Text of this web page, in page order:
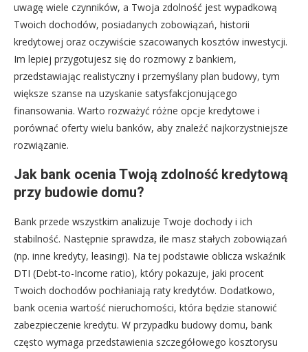
uwagę wiele czynników, a Twoja zdolność jest wypadkową
Twoich dochodów, posiadanych zobowiązań, historii
kredytowej oraz oczywiście szacowanych kosztów inwestycji.
Im lepiej przygotujesz się do rozmowy z bankiem,
przedstawiając realistyczny i przemyślany plan budowy, tym
większe szanse na uzyskanie satysfakcjonującego
finansowania. Warto rozważyć różne opcje kredytowe i
porównać oferty wielu banków, aby znaleźć najkorzystniejsze
rozwiązanie.
Jak bank ocenia Twoją zdolność kredytową
przy budowie domu?
Bank przede wszystkim analizuje Twoje dochody i ich
stabilność. Następnie sprawdza, ile masz stałych zobowiązań
(np. inne kredyty, leasingi). Na tej podstawie oblicza wskaźnik
DTI (Debt-to-Income ratio), który pokazuje, jaki procent
Twoich dochodów pochłaniają raty kredytów. Dodatkowo,
bank ocenia wartość nieruchomości, która będzie stanowić
zabezpieczenie kredytu. W przypadku budowy domu, bank
często wymaga przedstawienia szczegółowego kosztorysu